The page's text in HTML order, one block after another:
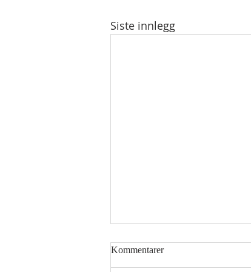
Siste innlegg
Kommentarer